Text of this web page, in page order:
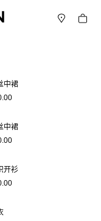
购物车
中裙
中裙
开衫